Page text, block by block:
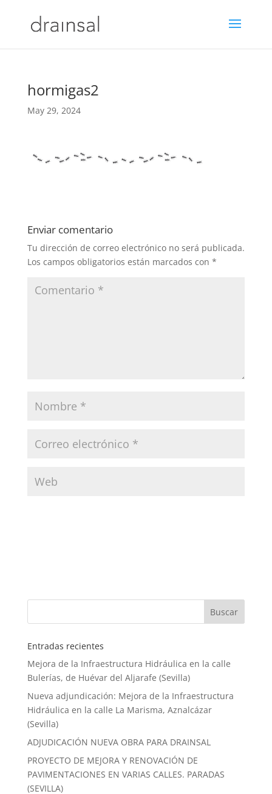
hormigas2
May 29, 2024
Enviar comentario
Tu dirección de correo electrónico no será publicada.
Los campos obligatorios están marcados con *
Entradas recientes
Mejora de la Infraestructura Hidráulica en la calle
Bulerías, de Huévar del Aljarafe (Sevilla)
Nueva adjundicación: Mejora de la Infraestructura
Hidráulica en la calle La Marisma, Aznalcázar
(Sevilla)
ADJUDICACIÓN NUEVA OBRA PARA DRAINSAL
PROYECTO DE MEJORA Y RENOVACIÓN DE
PAVIMENTACIONES EN VARIAS CALLES. PARADAS
(SEVILLA)